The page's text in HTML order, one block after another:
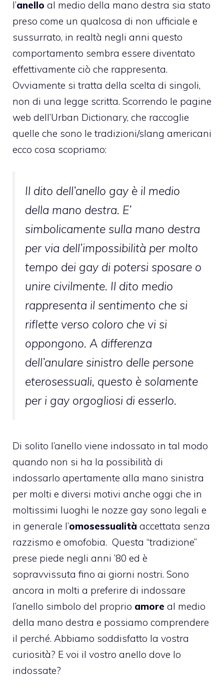
l’anello al medio della mano destra sia stato
preso come un qualcosa di non ufficiale e
sussurrato, in realtà negli anni questo
comportamento sembra essere diventato
effettivamente ciò che rappresenta.
Ovviamente si tratta della scelta di singoli,
non di una legge scritta. Scorrendo le pagine
web dell’Urban Dictionary, che raccoglie
quelle che sono le tradizioni/slang americani
ecco cosa scopriamo:
Il dito dell’anello gay è il medio
della mano destra. E’
simbolicamente sulla mano destra
per via dell’impossibilità per molto
tempo dei gay di potersi sposare o
unire civilmente. Il dito medio
rappresenta il sentimento che si
riflette verso coloro che vi si
oppongono. A differenza
dell’anulare sinistro delle persone
eterosessuali, questo è solamente
per i gay orgogliosi di esserlo.
Di solito l’anello viene indossato in tal modo
quando non si ha la possibilità di
indossarlo apertamente alla mano sinistra
per molti e diversi motivi anche oggi che in
moltissimi luoghi le nozze gay sono legali e
in generale l’omosessualità accettata senza
razzismo e omofobia. Questa “tradizione”
prese piede negli anni ’80 ed è
sopravvissuta fino ai giorni nostri. Sono
ancora in molti a preferire di indossare
l’anello simbolo del proprio amore al medio
della mano destra e possiamo comprendere
il perché. Abbiamo soddisfatto la vostra
curiosità? E voi il vostro anello dove lo
indossate?